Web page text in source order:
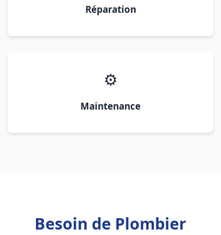
Réparation
⚙️
Maintenance
Besoin de Plombier